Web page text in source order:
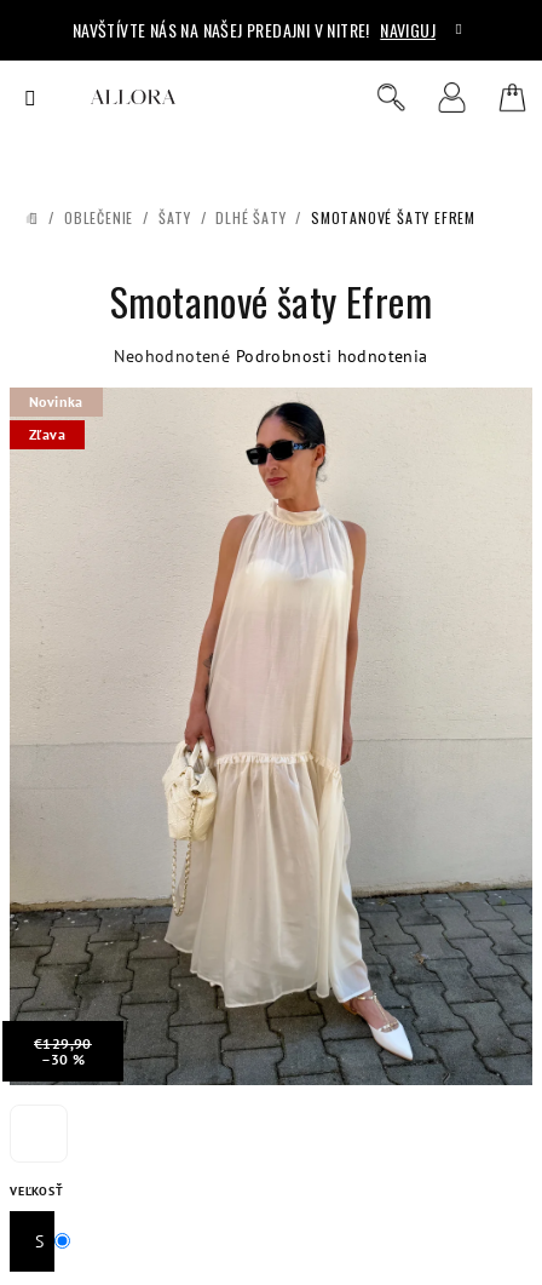
obsah
NAVŠTÍVTE NÁS NA NAŠEJ PREDAJNI V NITRE! NAVIGUJ
DOMOV
/ OBLEČENIE / ŠATY / DLHÉ ŠATY / SMOTANOVÉ ŠATY EFREM
VEĽKOSŤ
S
Smotanové šaty Efrem
Priemerné
Neohodnotené Podrobnosti hodnotenia
Novinka
Zľava
€129,90
–30 %